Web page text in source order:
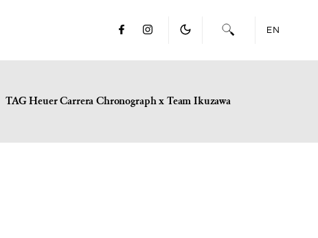
EN
TAG Heuer Carrera Chronograph x Team Ikuzawa